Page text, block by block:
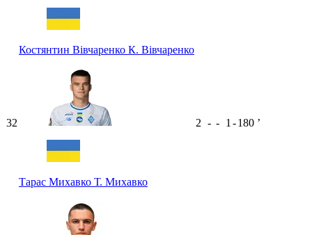
Костянтин Вівчаренко К. Вівчаренко
32
Тарас Михавко Т. Михавко
2 - - 1 -180 ʼ